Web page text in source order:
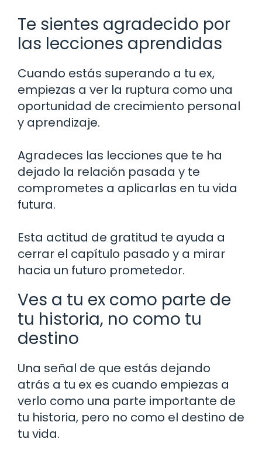
Te sientes agradecido por
las lecciones aprendidas
Cuando estás superando a tu ex,
empiezas a ver la ruptura como una
oportunidad de crecimiento personal
y aprendizaje.
Agradeces las lecciones que te ha
dejado la relación pasada y te
comprometes a aplicarlas en tu vida
futura.
Esta actitud de gratitud te ayuda a
cerrar el capítulo pasado y a mirar
hacia un futuro prometedor.
Ves a tu ex como parte de
tu historia, no como tu
destino
Una señal de que estás dejando
atrás a tu ex es cuando empiezas a
verlo como una parte importante de
tu historia, pero no como el destino de
tu vida.